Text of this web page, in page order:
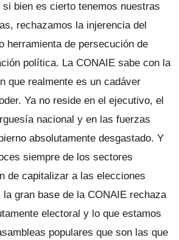
bien es cierto tenemos nuestras
rechazamos la injerencia del
herramienta de persecución de
política. La CONAIE sabe con la
que realmente es un cadáver
Ya no reside en el ejecutivo, el
nacional y en las fuerzas
absolutamente desgastado. Y
siempre de los sectores
de capitalizar a las elecciones
la gran base de la CONAIE rechaza
electoral y lo que estamos
populares que son las que